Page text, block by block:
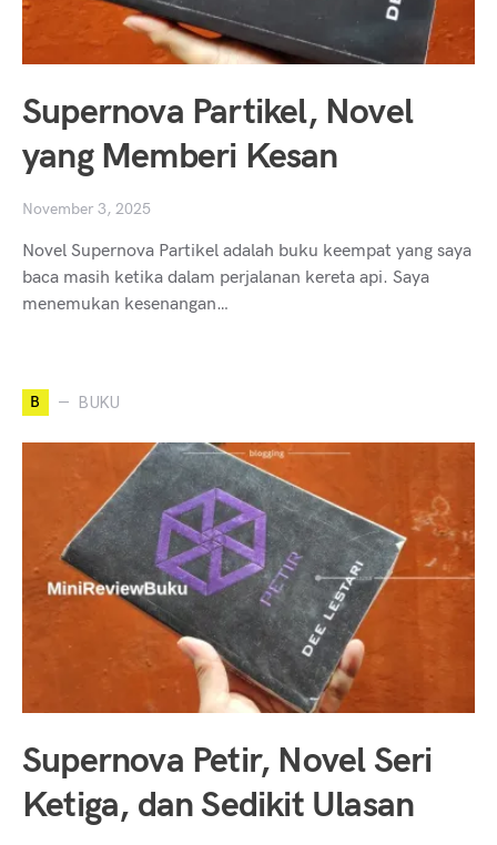
Supernova Partikel, Novel
yang Memberi Kesan
November 3, 2025
Novel Supernova Partikel adalah buku keempat yang saya
baca masih ketika dalam perjalanan kereta api. Saya
menemukan kesenangan…
B BUKU
Supernova Petir, Novel Seri
Ketiga, dan Sedikit Ulasan